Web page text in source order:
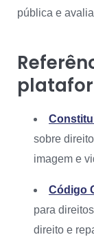
pública e
sobre
imagem e
Código
para
direito e